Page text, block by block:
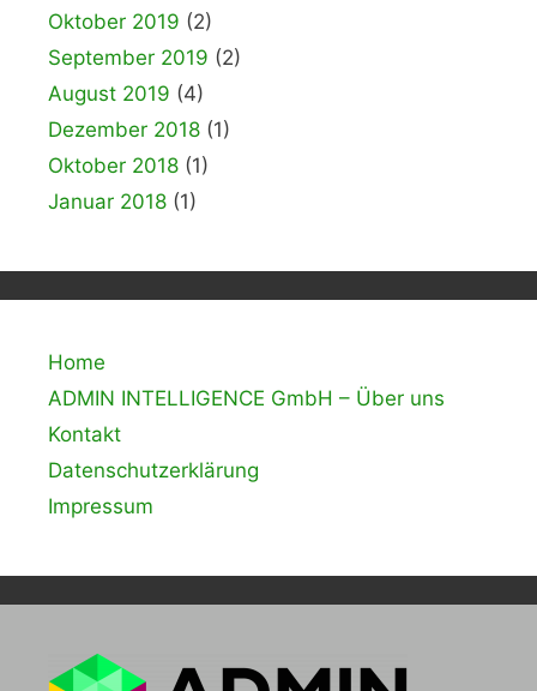
Oktober 2019 (2)
September 2019 (2)
August 2019 (4)
Dezember 2018 (1)
Oktober 2018 (1)
Januar 2018 (1)
Home
ADMIN INTELLIGENCE GmbH – Über uns
Kontakt
Datenschutzerklärung
Impressum